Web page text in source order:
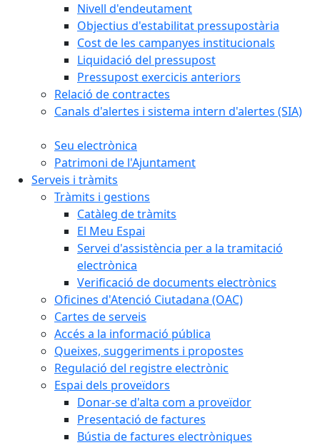
Nivell d'endeutament
Objectius d'estabilitat pressupostària
Cost de les campanyes institucionals
Liquidació del pressupost
Pressupost exercicis anteriors
Relació de contractes
Canals d'alertes i sistema intern d'alertes (SIA)
Seu electrònica
Patrimoni de l'Ajuntament
Serveis i tràmits
Tràmits i gestions
Catàleg de tràmits
El Meu Espai
Servei d'assistència per a la tramitació
electrònica
Verificació de documents electrònics
Oficines d'Atenció Ciutadana (OAC)
Cartes de serveis
Accés a la informació pública
Queixes, suggeriments i propostes
Regulació del registre electrònic
Espai dels proveïdors
Donar-se d'alta com a proveïdor
Presentació de factures
Bústia de factures electròniques